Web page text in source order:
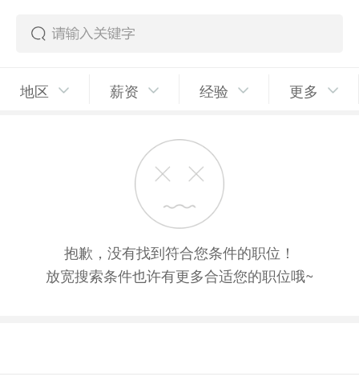
地区 薪资 经验 更多
抱歉，没有找到符合您条件的职位！
放宽搜索条件也许有更多合适您的职位哦~